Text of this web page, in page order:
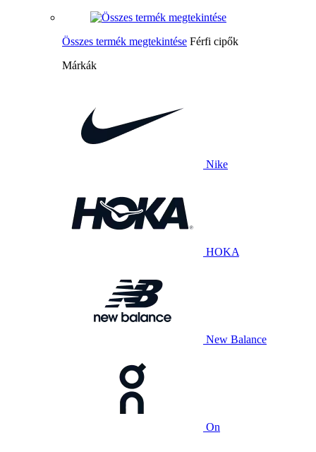
Összes termék megtekintése Férfi cipők
Márkák
Nike
HOKA
New Balance
On